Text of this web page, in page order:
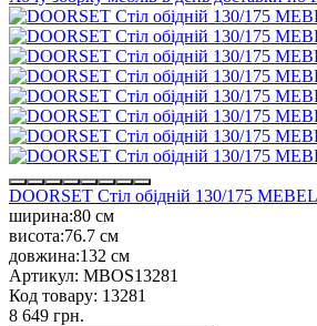
DOORSET Стіл обідній 130/175
ширина:80 см
висота:76.7 см
довжина:132 см
Артикул: MBOS13281
Код товару: 13281
8 649 грн.